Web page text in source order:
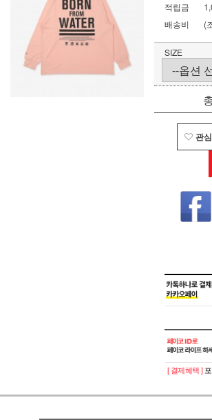
적립금
배송비
(
SIZE
관
[ 결제혜택 ]